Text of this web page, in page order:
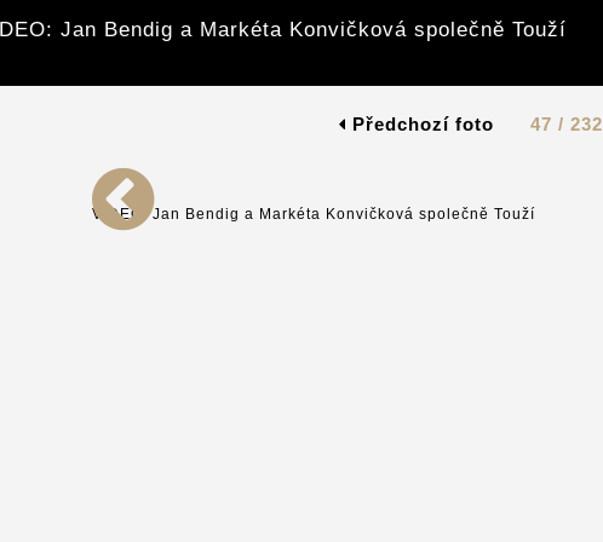
Jan Bendig a Markéta Konvičková společně Touží
Předchozí foto 47 / 232
VIDEO: Jan Bendig a Markéta Konvičková společně Touží